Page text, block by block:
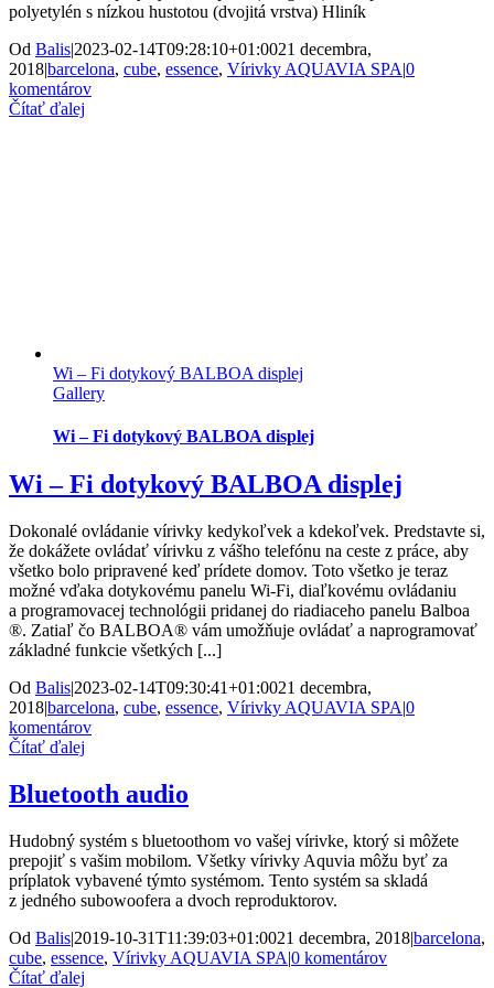
polyetylén s nízkou hustotou (dvojitá vrstva) Hliník
Od Balis|2023-02-14T09:28:10+01:0021 decembra,
2018|barcelona, cube, essence, Vírivky AQUAVIA SPA|0
komentárov
Čítať ďalej
Wi – Fi dotykový BALBOA displej
Gallery
Wi – Fi dotykový BALBOA displej
Wi – Fi dotykový BALBOA displej
Dokonalé ovládanie vírivky kedykoľvek a kdekoľvek. Predstavte si,
že dokážete ovládať vírivku z vášho telefónu na ceste z práce, aby
všetko bolo pripravené keď prídete domov. Toto všetko je teraz
možné vďaka dotykovému panelu Wi-Fi, diaľkovému ovládaniu
a programovacej technológii pridanej do riadiaceho panelu Balboa
®. Zatiaľ čo BALBOA® vám umožňuje ovládať a naprogramovať
základné funkcie všetkých [...]
Od Balis|2023-02-14T09:30:41+01:0021 decembra,
2018|barcelona, cube, essence, Vírivky AQUAVIA SPA|0
komentárov
Čítať ďalej
Bluetooth audio
Hudobný systém s bluetoothom vo vašej vírivke, ktorý si môžete
prepojiť s vašim mobilom. Všetky vírivky Aquvia môžu byť za
príplatok vybavené týmto systémom. Tento systém sa skladá
z jedného subowoofera a dvoch reproduktorov.
Od Balis|2019-10-31T11:39:03+01:0021 decembra, 2018|barcelona,
cube, essence, Vírivky AQUAVIA SPA|0 komentárov
Čítať ďalej